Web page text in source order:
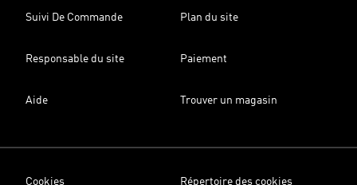
Suivi De Commande Plan du site
Responsable du site Paiement
Aide Trouver un magasin
Cookies Répertoire des cookies